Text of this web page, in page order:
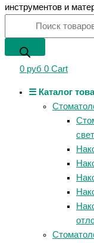
инструментов и
0 руб 0 Cart
☰ Каталог